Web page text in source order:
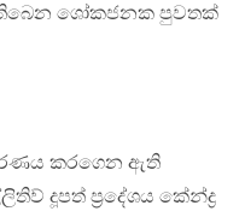
තිබෙන ශෝකජනක පුවතක්
කරගෙන ඇති
දූපත් ප‍්‍රදේශය කේන්ද්‍ර